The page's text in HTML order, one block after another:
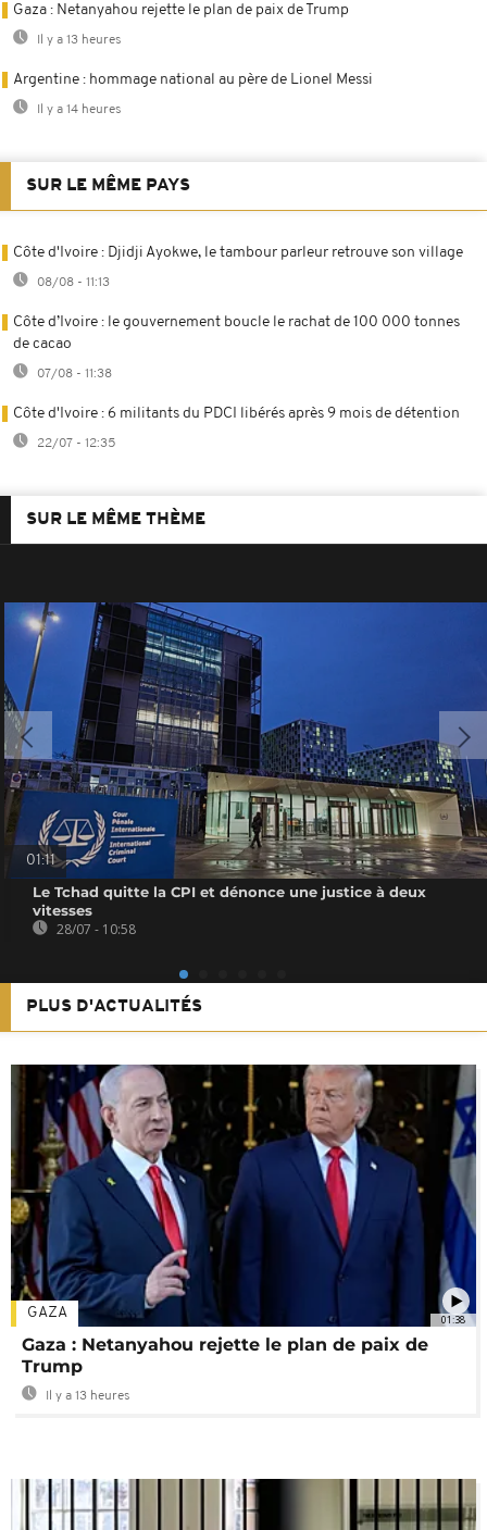
Gaza : Netanyahou rejette le plan de paix de Trump
Il y a 13 heures
Argentine : hommage national au père de Lionel Messi
Il y a 14 heures
SUR LE MÊME PAYS
Côte d'Ivoire : Djidji Ayokwe, le tambour parleur retrouve son village
08/08 - 11:13
Côte d’Ivoire : le gouvernement boucle le rachat de 100 000 tonnes
de cacao
07/08 - 11:38
Côte d'Ivoire : 6 militants du PDCI libérés après 9 mois de détention
22/07 - 12:35
SUR LE MÊME THÈME
01:11
Le Tchad quitte la CPI et dénonce une justice à deux
vitesses
28/07 - 10:58
PLUS D'ACTUALITÉS
01:38
GAZA
Gaza : Netanyahou rejette le plan de paix de
Trump
Il y a 13 heures